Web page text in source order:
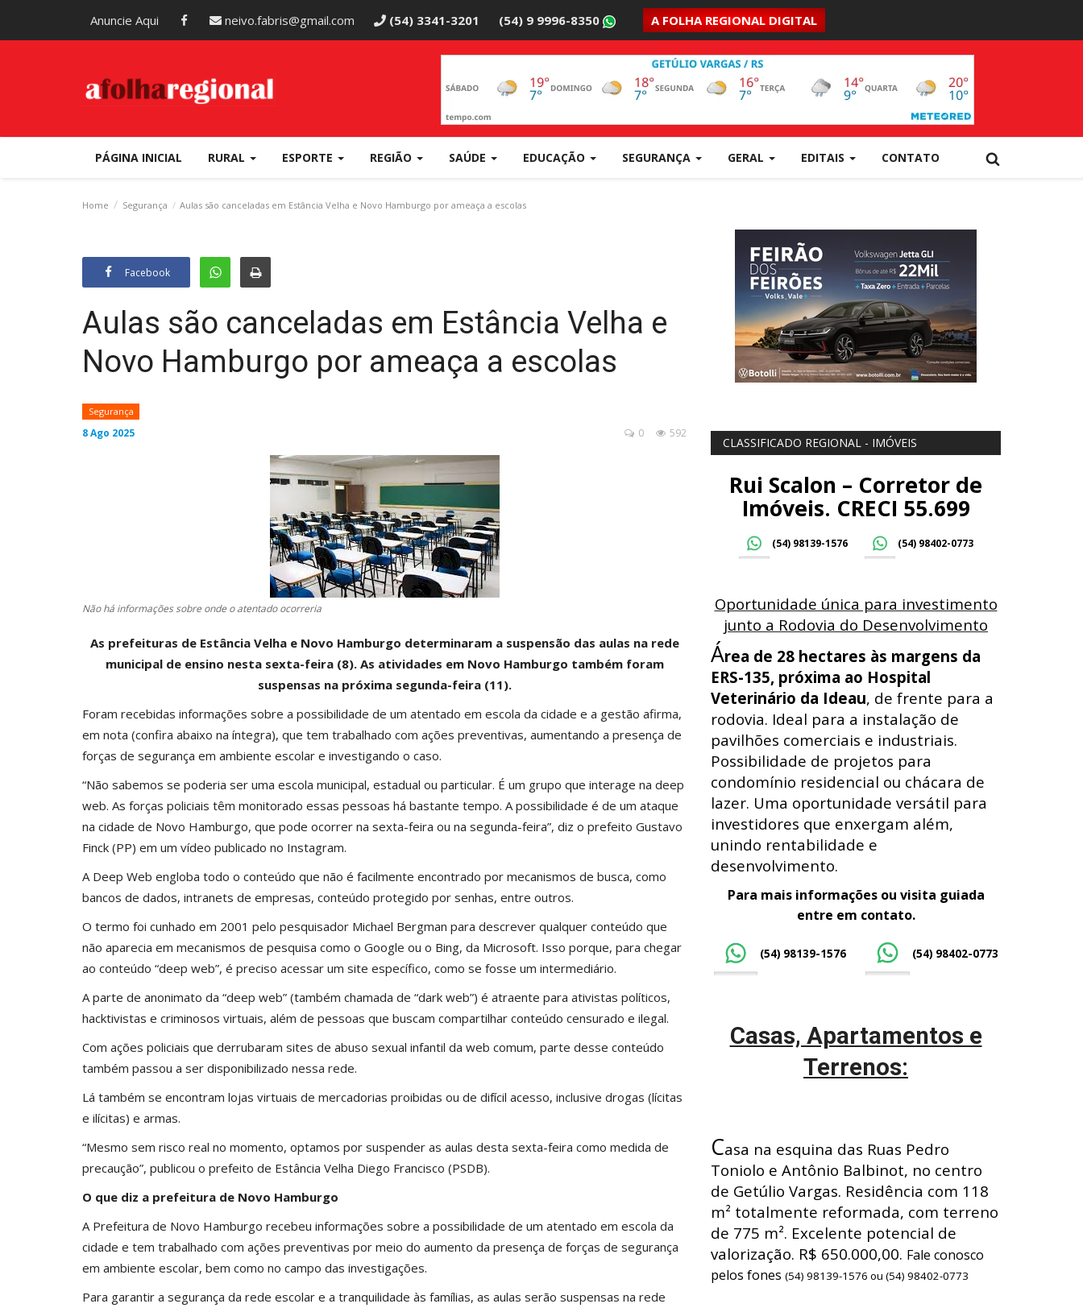
Anuncie Aqui neivo.fabris@gmail.com (54) 3341-3201 (54) 9 9996-8350 A FOLHA REGIONAL DIGITAL
PÁGINA INICIAL RURAL ESPORTE REGIÃO SAÚDE EDUCAÇÃO SEGURANÇA GERAL EDITAIS CONTATO
Home Segurança Aulas são canceladas em Estância Velha e Novo Hamburgo por ameaça a escolas
Facebook
Aulas são canceladas em Estância Velha e
Novo Hamburgo por ameaça a escolas
Segurança
8 Ago 2025 592
0
Não há informações sobre onde o atentado ocorreria
As prefeituras de Estância Velha e Novo Hamburgo determinaram a suspensão das aulas na rede
municipal de ensino nesta sexta-feira (8). As atividades em Novo Hamburgo também foram
suspensas na próxima segunda-feira (11).
Foram recebidas informações sobre a possibilidade de um atentado em escola da cidade e a gestão afirma,
em nota (confira abaixo na íntegra), que tem trabalhado com ações preventivas, aumentando a presença de
forças de segurança em ambiente escolar e investigando o caso.
“Não sabemos se poderia ser uma escola municipal, estadual ou particular. É um grupo que interage na deep
web. As forças policiais têm monitorado essas pessoas há bastante tempo. A possibilidade é de um ataque
na cidade de Novo Hamburgo, que pode ocorrer na sexta-feira ou na segunda-feira”, diz o prefeito Gustavo
Finck (PP) em um vídeo publicado no Instagram.
A Deep Web engloba todo o conteúdo que não é facilmente encontrado por mecanismos de busca, como
bancos de dados, intranets de empresas, conteúdo protegido por senhas, entre outros.
O termo foi cunhado em 2001 pelo pesquisador Michael Bergman para descrever qualquer conteúdo que
não aparecia em mecanismos de pesquisa como o Google ou o Bing, da Microsoft. Isso porque, para chegar
ao conteúdo “deep web”, é preciso acessar um site específico, como se fosse um intermediário.
A parte de anonimato da “deep web” (também chamada de “dark web”) é atraente para ativistas políticos,
hacktivistas e criminosos virtuais, além de pessoas que buscam compartilhar conteúdo censurado e ilegal.
Com ações policiais que derrubaram sites de abuso sexual infantil da web comum, parte desse conteúdo
também passou a ser disponibilizado nessa rede.
Lá também se encontram lojas virtuais de mercadorias proibidas ou de difícil acesso, inclusive drogas (lícitas
e ilícitas) e armas.
“Mesmo sem risco real no momento, optamos por suspender as aulas desta sexta-feira como medida de
precaução”, publicou o prefeito de Estância Velha Diego Francisco (PSDB).
O que diz a prefeitura de Novo Hamburgo
A Prefeitura de Novo Hamburgo recebeu informações sobre a possibilidade de um atentado em escola da
cidade e tem trabalhado com ações preventivas por meio do aumento da presença de forças de segurança
em ambiente escolar, bem como no campo das investigações.
Para garantir a segurança da rede escolar e a tranquilidade às famílias, as aulas serão suspensas na rede
CLASSIFICADO REGIONAL - IMÓVEIS
Rui Scalon – Corretor de
Imóveis. CRECI 55.699
(54) 98139-1576 (54) 98402-0773
Oportunidade única para investimento
junto a Rodovia do Desenvolvimento
Área de 28 hectares às margens da
ERS-135, próxima ao Hospital
Veterinário da Ideau, de frente para a
rodovia. Ideal para a instalação de
pavilhões comerciais e industriais.
Possibilidade de projetos para
condomínio residencial ou chácara de
lazer. Uma oportunidade versátil para
investidores que enxergam além,
unindo rentabilidade e
desenvolvimento.
Para mais informações ou visita guiada
entre em contato.
(54) 98139-1576 (54) 98402-0773
Casas, Apartamentos e
Terrenos:
Casa na esquina das Ruas Pedro
Toniolo e Antônio Balbinot, no centro
de Getúlio Vargas. Residência com 118
m² totalmente reformada, com terreno
de 775 m². Excelente potencial de
valorização. R$ 650.000,00. Fale conosco
pelos fones (54) 98139-1576 ou (54) 98402-0773